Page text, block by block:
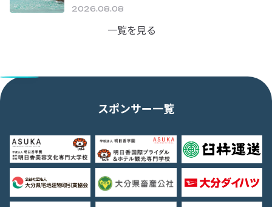
2026.08.08
一覧を見る
スポンサー一覧